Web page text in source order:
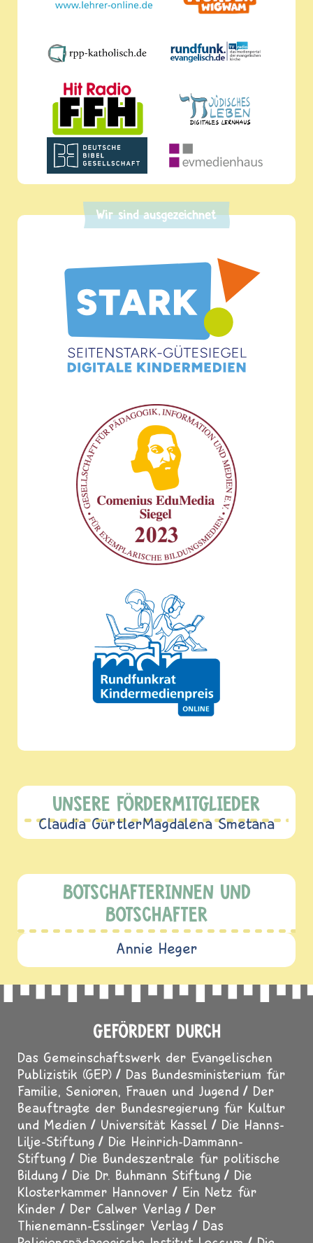
Wir sind ausgezeichnet
UNSERE FÖRDERMITGLIEDER
Claudia GürtlerMagdalena Smetana
BOTSCHAFTERINNEN UND
BOTSCHAFTER
Annie Heger
GEFÖRDERT DURCH
Das Gemeinschaftswerk der Evangelischen
Publizistik (GEP)
Das Bundesministerium für
Familie, Senioren, Frauen und Jugend
Der
Beauftragte der Bundesregierung für Kultur
und Medien
Universität Kassel
Die Hanns-
Lilje-Stiftung
Die Heinrich-Dammann-
Stiftung
Die Bundeszentrale für politische
Bildung
Die Dr. Buhmann Stiftung
Die
Klosterkammer Hannover
Ein Netz für
Kinder
Der Calwer Verlag
Der
Thienemann-Esslinger Verlag
Das